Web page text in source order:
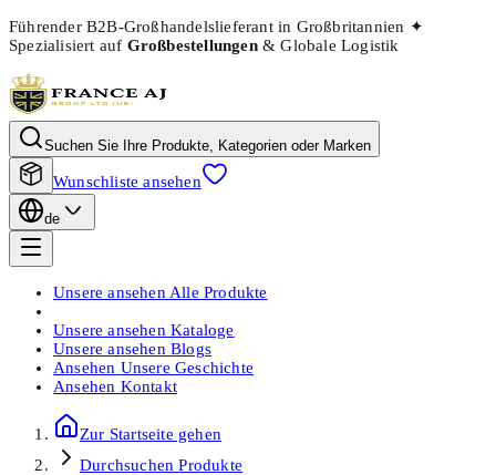
Führender B2B-Großhandelslieferant in Großbritannien ✦
Spezialisiert auf Großbestellungen & Globale Logistik
Suchen Sie Ihre Produkte, Kategorien oder Marken
Wunschliste ansehen
de
Unsere ansehen Alle Produkte
Unsere ansehen Kataloge
Unsere ansehen Blogs
Ansehen Unsere Geschichte
Ansehen Kontakt
Zur Startseite gehen
Durchsuchen Produkte